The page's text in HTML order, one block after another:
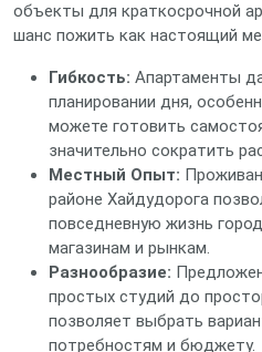
объекты для краткосрочной
шанс пожить как настоящий
Гибкость: Апартаменты
планировании дня,
можете готовить
значительно сократить
Местный Опыт:
районе Хайдудорога
повседневную жизнь
магазинам и рынкам.
Разнообразие:
простых студий до
позволяет выбрать
потребностям и бюджету.